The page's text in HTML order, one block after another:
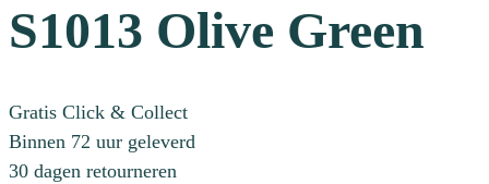
S1013 Olive Green
Gratis Click & Collect
Binnen 72 uur geleverd
30 dagen retourneren